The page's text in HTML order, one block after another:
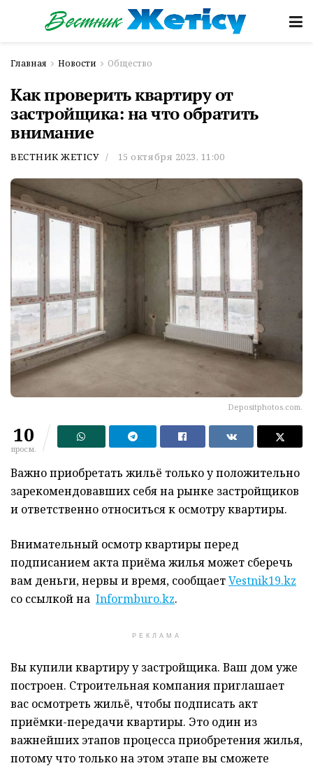
Главная Новости Общество
Как проверить квартиру от
застройщика: на что обратить
внимание
ВЕСТНИК ЖЕТІСУ 15 октября 2023, 11:00
Depositphotos.com.
10
просм.
Важно приобретать жильё только у положительно
зарекомендовавших себя на рынке застройщиков
и ответственно относиться к осмотру квартиры.
Внимательный осмотр квартиры перед
подписанием акта приёма жилья может сберечь
вам деньги, нервы и время, сообщаетVestnik19.kz
со ссылкой на Informburo.kz.
РЕКЛАМА
Вы купили квартиру у застройщика. Ваш дом уже
построен. Строительная компания приглашает
вас осмотреть жильё, чтобы подписать акт
приёмки-передачи квартиры. Это один из
важнейших этапов процесса приобретения жилья,
потому что только на этом этапе вы сможете